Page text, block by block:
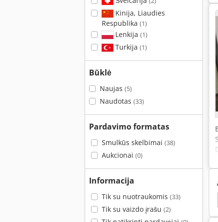
Kinija, Liaudies
Respublika (1)
Lenkija (1)
Turkija (1)
Būklė
Naujas (5)
Naudotas (33)
Pardavimo formatas
Smulkūs skelbimai (38)
Aukcionai (0)
Informacija
Tik su nuotraukomis (33)
Tik su vaizdo įrašu (2)
Husqvarna 371 Xp Cedima Cts